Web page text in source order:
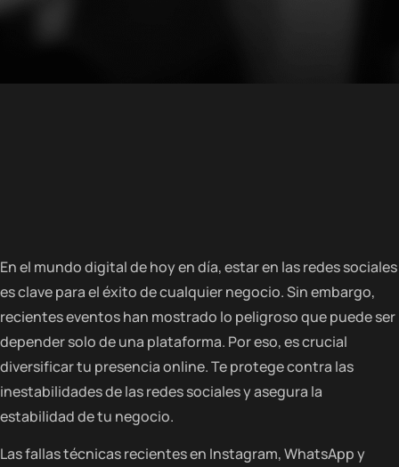
En el mundo digital de hoy en día, estar en las redes sociales
es clave para el éxito de cualquier negocio. Sin embargo,
recientes eventos han mostrado lo peligroso que puede ser
depender solo de una plataforma. Por eso, es crucial
diversificar tu presencia online. Te protege contra las
inestabilidades de las redes sociales y asegura la
estabilidad de tu negocio.
Las fallas técnicas recientes en Instagram, WhatsApp y